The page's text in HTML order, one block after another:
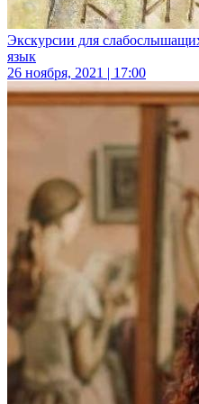
Экскурсии для
язык
26 ноября, 2021 | 17:00